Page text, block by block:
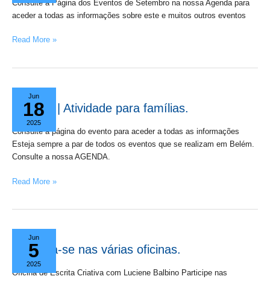
Consulte a Página dos Eventos de Setembro na nossa Agenda para
aceder a todas as informações sobre este e muitos outros eventos
Livros
|
e
setembro
Read More »
Jun
18
2025
12 julho | Atividade para famílias.
Consulte a página do evento para aceder a todas as informações
Esteja sempre a par de todos os eventos que se realizam em Belém.
Consulte a nossa AGENDA.
julho
Atividade
para
famílias.
Read More »
Jun
5
2025
Inscreva-se nas várias oficinas.
Oficina de Escrita Criativa com Luciene Balbino Participe nas
Inscreva-
várias